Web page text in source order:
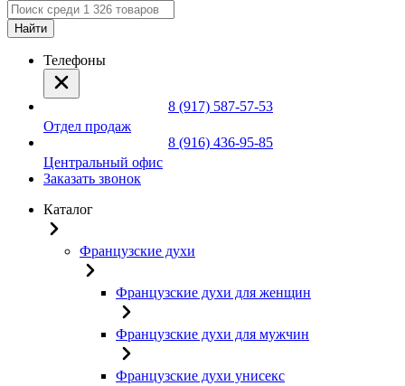
Найти
Телефоны
8 (917) 587-57-53
Отдел продаж
8 (916) 436-95-85
Центральный офис
Заказать звонок
Каталог
Французские духи
Французские духи для женщин
Французские духи для мужчин
Французские духи унисекс